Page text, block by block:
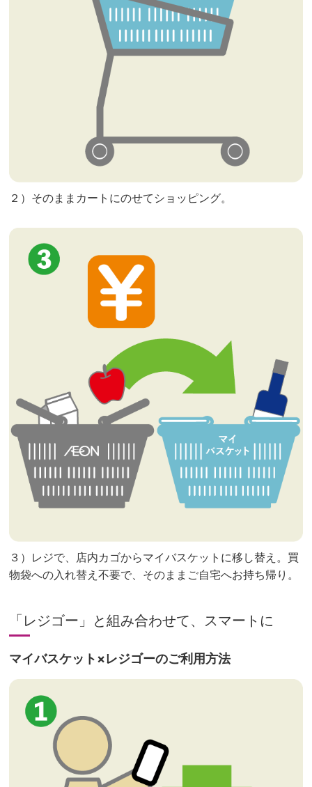
２）そのままカートにのせてショッピング。
３）レジで、店内カゴからマイバスケットに移し替え。買
物袋への入れ替え不要で、そのままご自宅へお持ち帰り。
「レジゴー」と組み合わせて、スマートに
マイバスケット×レジゴーのご利用方法